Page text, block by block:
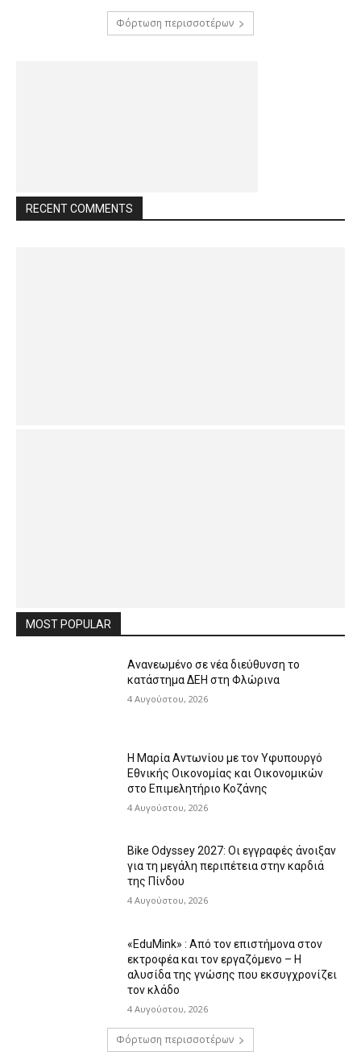
Φόρτωση περισσοτέρων
RECENT COMMENTS
MOST POPULAR
Ανανεωμένο σε νέα διεύθυνση το
κατάστημα ΔΕΗ στη Φλώρινα
4 Αυγούστου, 2026
Η Μαρία Αντωνίου με τον Υφυπουργό
Εθνικής Οικονομίας και Οικονομικών
στο Επιμελητήριο Κοζάνης
4 Αυγούστου, 2026
Bike Odyssey 2027: Οι εγγραφές άνοιξαν
για τη μεγάλη περιπέτεια στην καρδιά
της Πίνδου
4 Αυγούστου, 2026
«EduMink» : Από τον επιστήμονα στον
εκτροφέα και τον εργαζόμενο – Η
αλυσίδα της γνώσης που εκσυγχρονίζει
τον κλάδο
4 Αυγούστου, 2026
Φόρτωση περισσοτέρων